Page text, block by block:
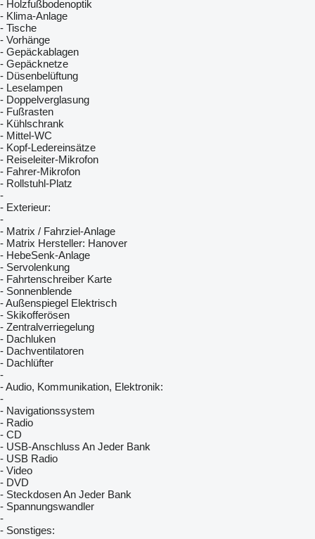
- Holzfußbodenoptik
- Klima-Anlage
- Tische
- Vorhänge
- Gepäckablagen
- Gepäcknetze
- Düsenbelüftung
- Leselampen
- Doppelverglasung
- Fußrasten
- Kühlschrank
- Mittel-WC
- Kopf-Ledereinsätze
- Reiseleiter-Mikrofon
- Fahrer-Mikrofon
- Rollstuhl-Platz
-
- Exterieur:
-
- Matrix / Fahrziel-Anlage
- Matrix Hersteller: Hanover
- HebeSenk-Anlage
- Servolenkung
- Fahrtenschreiber Karte
- Sonnenblende
- Außenspiegel Elektrisch
- Skikofferösen
- Zentralverriegelung
- Dachluken
- Dachventilatoren
- Dachlüfter
-
- Audio, Kommunikation, Elektronik:
-
- Navigationssystem
- Radio
- CD
- USB-Anschluss An Jeder Bank
- USB Radio
- Video
- DVD
- Steckdosen An Jeder Bank
- Spannungswandler
-
- Sonstiges: